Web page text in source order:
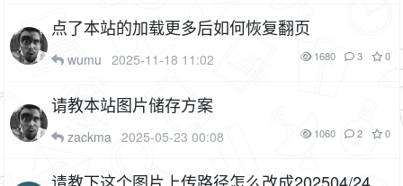
点了本站的加载更多后如何恢复翻页
wumu 2025-11-18 11:02 1680 3 0
请教本站图片储存方案
zackma 2025-05-23 00:08 1060 2 0